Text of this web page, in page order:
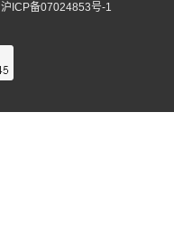
沪ICP备07024853号-1